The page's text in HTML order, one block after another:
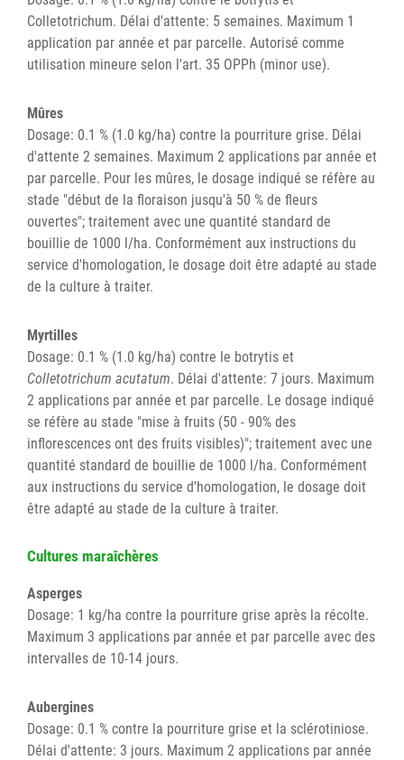
Colletotrichum. Délai d'attente: 5 semaines. Maximum 1
application par année et par parcelle. Autorisé comme
utilisation mineure selon l'art. 35 OPPh (minor use).
Mûres
Dosage: 0.1 % (1.0 kg/ha) contre la pourriture grise. Délai
d'attente 2 semaines. Maximum 2 applications par année et
par parcelle. Pour les mûres, le dosage indiqué se réfère au
stade "début de la floraison jusqu'à 50 % de fleurs
ouvertes"; traitement avec une quantité standard de
bouillie de 1000 l/ha. Conformément aux instructions du
service d'homologation, le dosage doit être adapté au stade
de la culture à traiter.
Myrtilles
Dosage: 0.1 % (1.0 kg/ha) contre le botrytis et
Colletotrichum acutatum. Délai d'attente: 7 jours. Maximum
2 applications par année et par parcelle. Le dosage indiqué
se réfère au stade "mise à fruits (50 - 90% des
inflorescences ont des fruits visibles)"; traitement avec une
quantité standard de bouillie de 1000 l/ha. Conformément
aux instructions du service d'homologation, le dosage doit
être adapté au stade de la culture à traiter.
Cultures maraîchères
Asperges
Dosage: 1 kg/ha contre la pourriture grise après la récolte.
Maximum 3 applications par année et par parcelle avec des
intervalles de 10-14 jours.
Aubergines
Dosage: 0.1 % contre la pourriture grise et la sclérotiniose.
Délai d'attente: 3 jours. Maximum 2 applications par année